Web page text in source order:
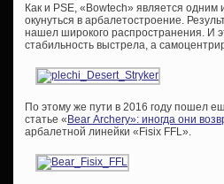
Как и PSE, «Bowtech» является
окунуться в арбалетостроение.
нашел широкого распространения. И
стабильность выстрела, а
По этому же пути в 2016 году пошел
статье «Bear Archery»: иногда они
арбалетной линейки «Fisix FFL».